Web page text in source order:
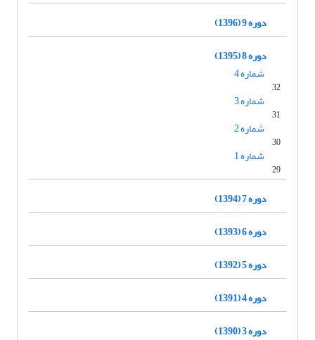
دوره 9 (1396)
دوره 8 (1395)
شماره 4
32
شماره 3
31
شماره 2
30
شماره 1
29
دوره 7 (1394)
دوره 6 (1393)
دوره 5 (1392)
دوره 4 (1391)
دوره 3 (1390)